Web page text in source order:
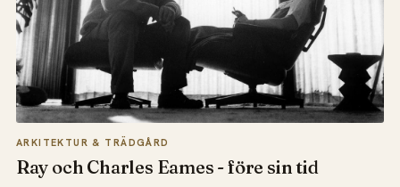
ARKITEKTUR & TRÄDGÅRD
Ray och Charles Eames - före sin tid